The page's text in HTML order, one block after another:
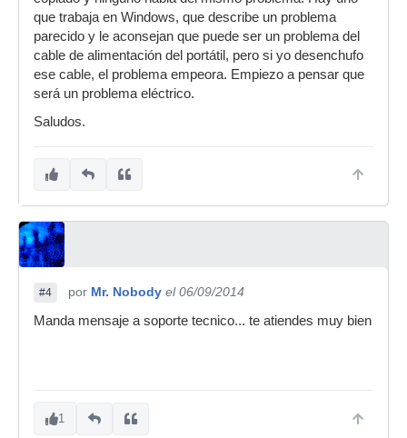
que trabaja en Windows, que describe un problema
parecido y le aconsejan que puede ser un problema del
cable de alimentación del portátil, pero si yo desenchufo
ese cable, el problema empeora. Empiezo a pensar que
será un problema eléctrico.
Saludos.
#4 por Mr. Nobody el 06/09/2014
Manda mensaje a soporte tecnico... te atiendes muy bien
1